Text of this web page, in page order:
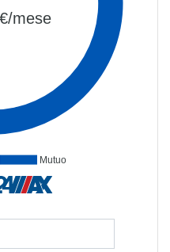
Mutuo
mese